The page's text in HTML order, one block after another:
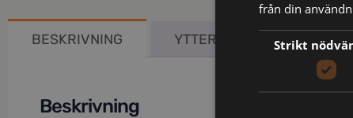
BESKRIVNING YTTERLIGARE INFORMATION
Beskrivning
från din
Strikt